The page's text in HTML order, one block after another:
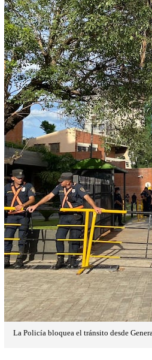
La Policía bloquea el tránsito desde